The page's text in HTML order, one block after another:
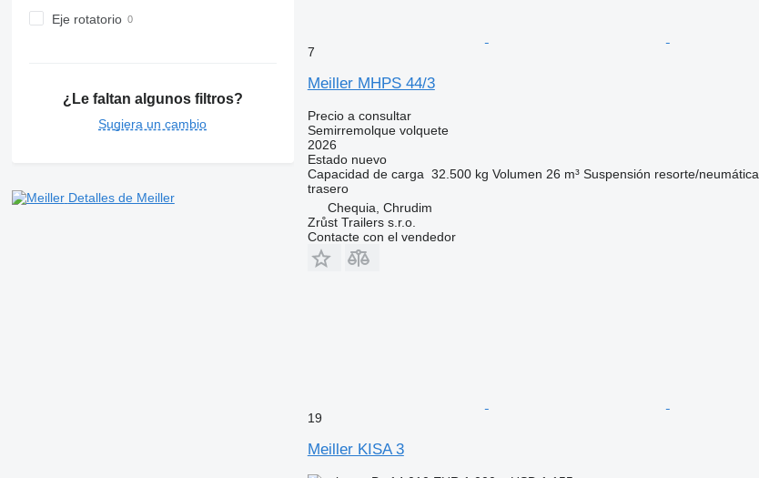
Eje rotatorio
¿Le faltan algunos filtros?
Sugiera un cambio
Detalles de Meiller
7
Meiller MHPS 44/3
Precio a consultar
Semirremolque volquete
2026
Estadonuevo
Capacidad de carga 32.500 kg Volumen 26 m³ Suspensión resorte/neumática
trasero
Chequia, Chrudim
Zrůst Trailers s.r.o.
Contacte con el vendedor
19
Meiller KISA 3